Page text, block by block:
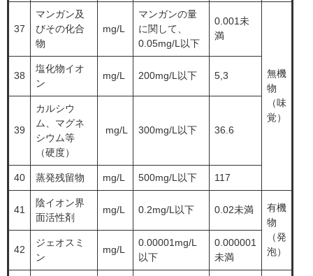
37
マンガン及
びその化合
物
mg/L
マンガンの量
に関して、
0.05mg/L以下
0.001未
満
無機
物
（味
覚）
38
塩化物イオ
ン
mg/L 200mg/L以下 5,3
39
カルシウ
ム、マグネ
シウム等
（硬度）
mg/L 300mg/L以下 36.6
40 蒸発残留物 mg/L 500mg/L以下 117
41
陰イオン界
面活性剤
mg/L 0.2mg/L以下 0.02未満
有機
物
（発
泡）
42
ジェオスミ
ン
mg/L
0.00001mg/L
以下
0.000001
未満